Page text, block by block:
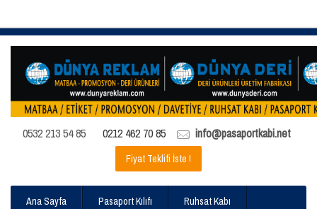
0532 213 54 85 0212 462 70 85 info@pasaportkabi.net
Fiyat Teklifi İste !
Ana Sayfa Pasaport Kılıfı Ruhsat Kabı